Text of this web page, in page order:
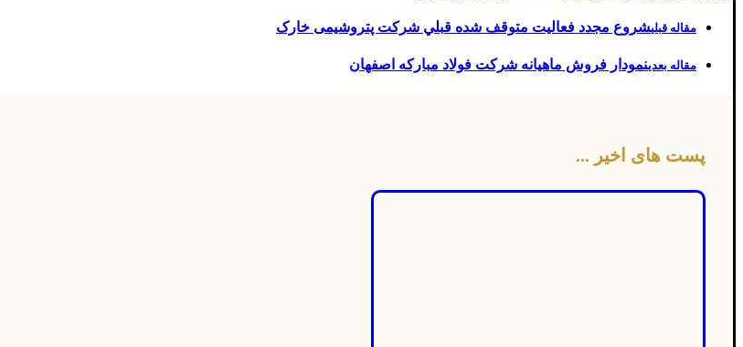
مقاله قبلیشروع مجدد فعاليت متوقف شده قبلي شرکت پتروشیمی خارک
مقاله بعدینمودار فروش ماهیانه شرکت فولاد مبارکه اصفهان
پست های اخیر ...